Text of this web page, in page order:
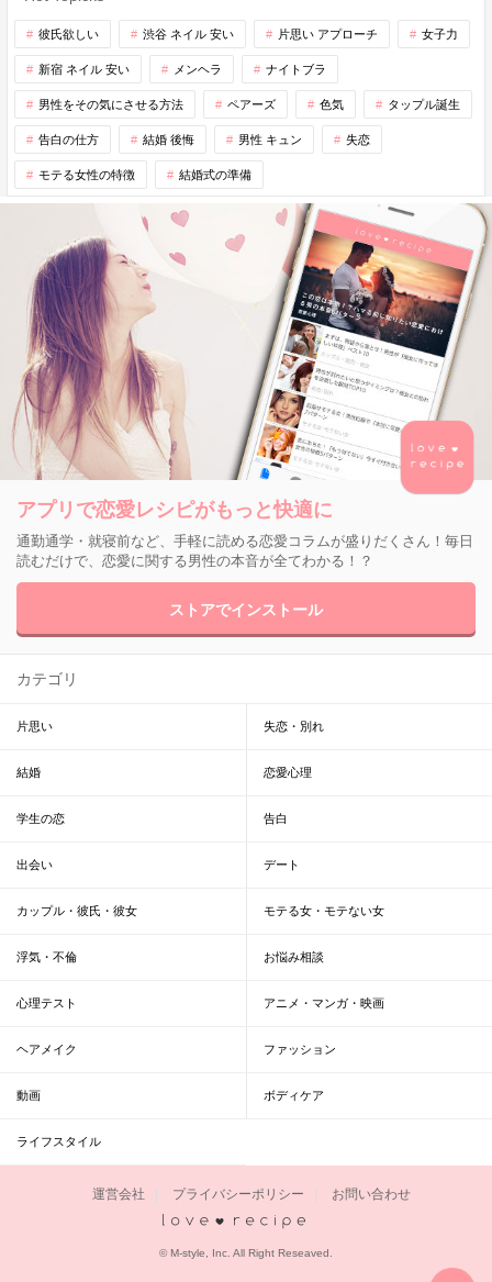
彼氏欲しい 渋谷 ネイル 安い 片思い アプローチ 女子力
新宿 ネイル 安い メンヘラ ナイトブラ
男性をその気にさせる方法 ペアーズ 色気 タップル誕生
告白の仕方 結婚 後悔 男性 キュン 失恋
モテる女性の特徴 結婚式の準備
アプリで恋愛レシピがもっと快適に
通勤通学・就寝前など、手軽に読める恋愛コラムが盛りだくさん！毎日
読むだけで、恋愛に関する男性の本音が全てわかる！？
ストアでインストール
カテゴリ
片思い 失恋・別れ
結婚 恋愛心理
学生の恋 告白
出会い デート
カップル・彼氏・彼女 モテる女・モテない女
浮気・不倫 お悩み相談
心理テスト アニメ・マンガ・映画
ヘアメイク ファッション
動画 ボディケア
ライフスタイル
運営会社 プライバシーポリシー お問い合わせ
© M-style, Inc. All Right Reseaved.